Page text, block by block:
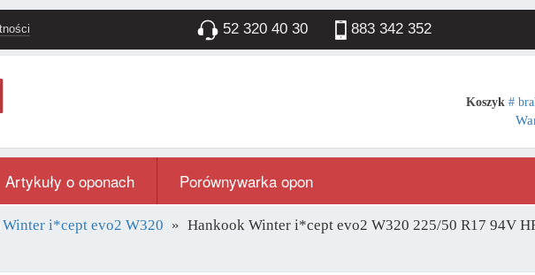
52 320 40 30 883 342 352
Koszyk #
Artykuły o oponach Porównywarka opon
i*cept evo2 W320 Hankook Winter i*cept evo2 W320 225/50 R17 94V